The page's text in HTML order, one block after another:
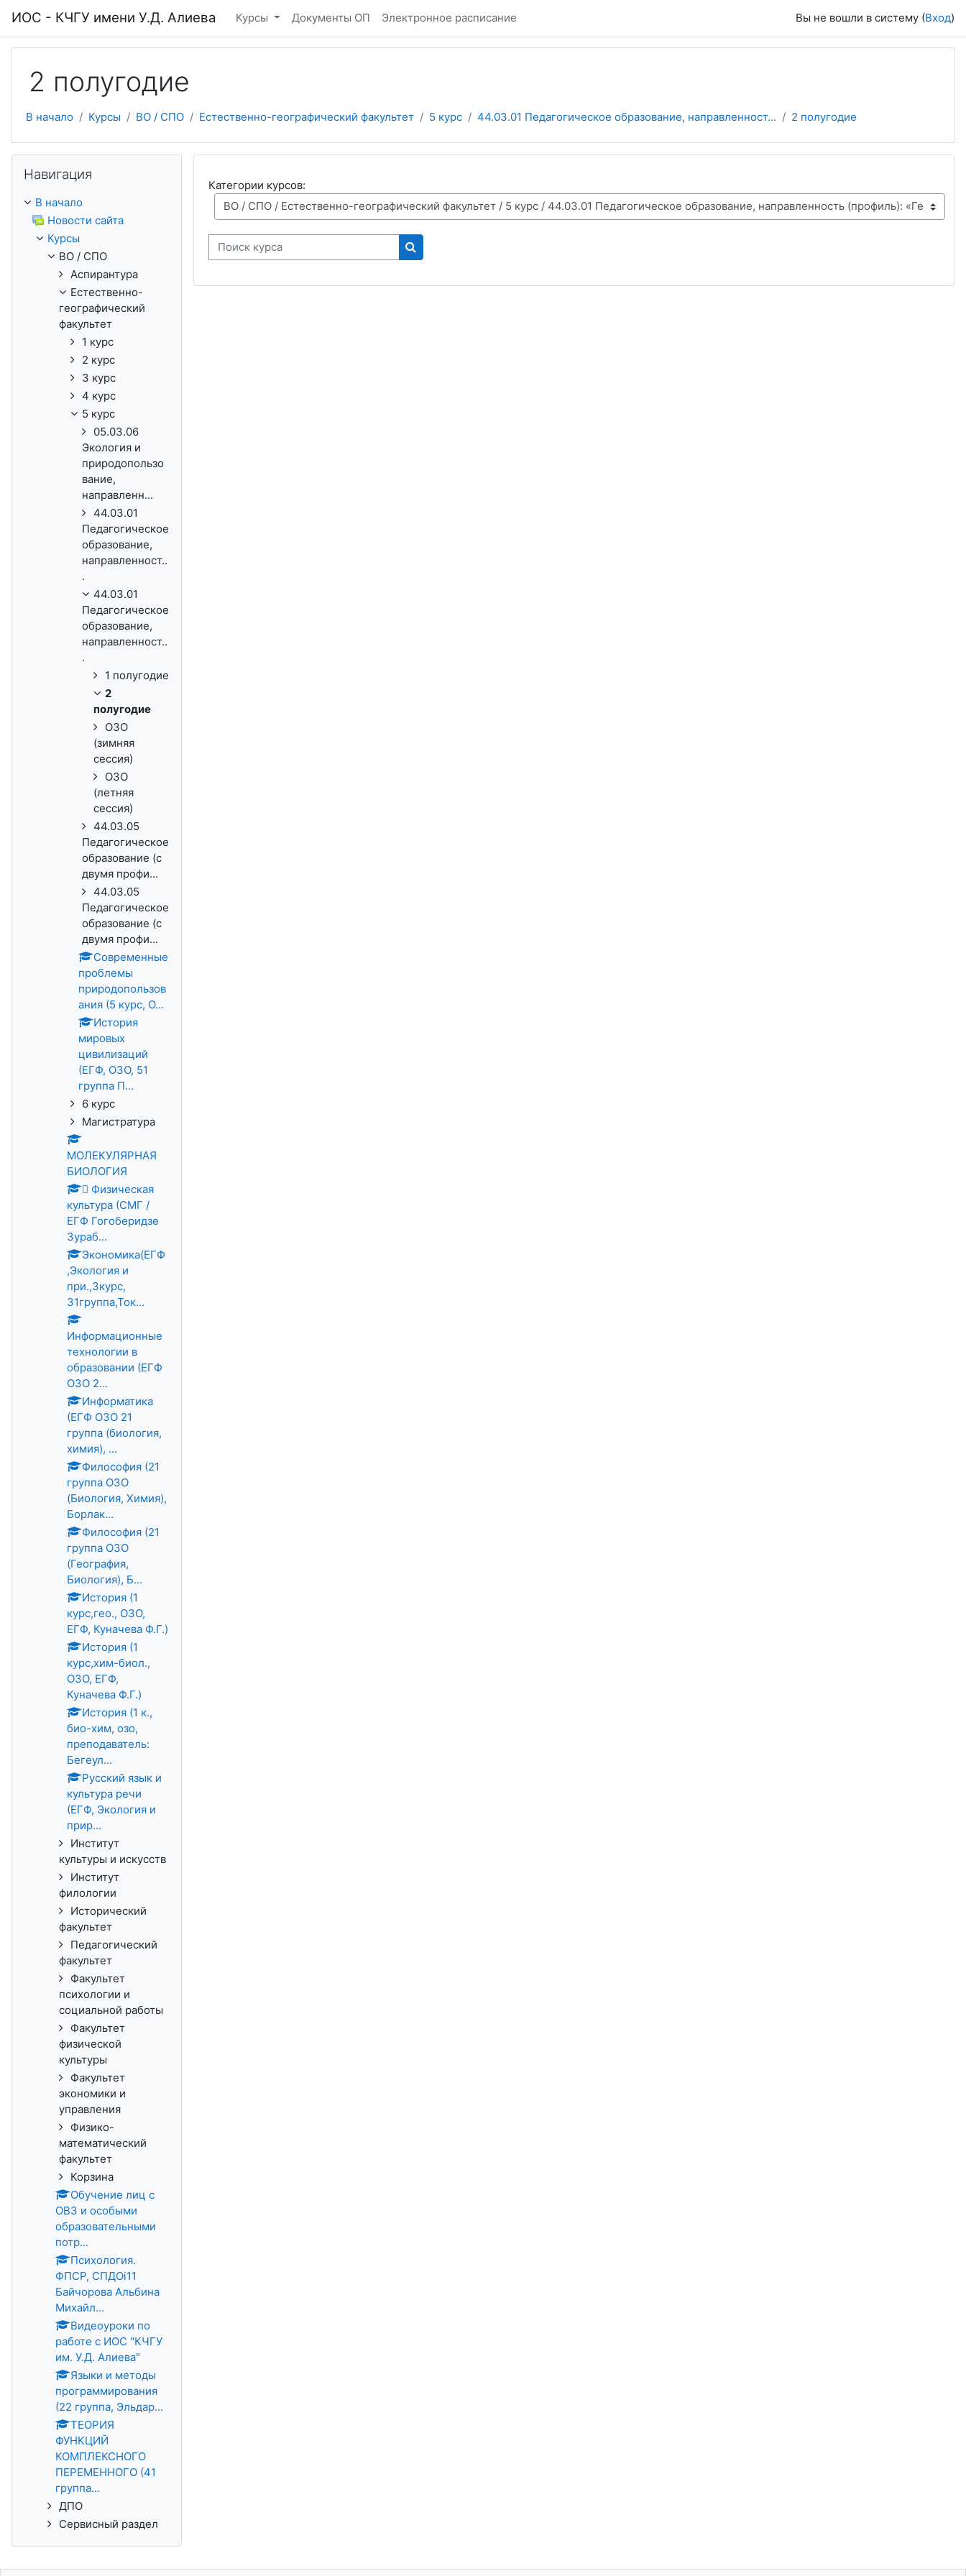
ИОС - КЧГУ имени У.Д. Алиева Курсы Документы ОП Электронное расписание Вы не вошли в систему (Вход)
2 полугодие
В начало Курсы ВО / СПО Естественно-географический факультет 5 курс 44.03.01 Педагогическое образование, направленност... 2 полугодие
Категории курсов:
Поиск курса
Поиск курса
Навигация
В начало
Новости сайта
Курсы
ВО / СПО
Аспирантура
Естественно-
географический
факультет
1 курс
2 курс
3 курс
4 курс
5 курс
05.03.06
Экология и
природопользо
вание,
направленн...
44.03.01
Педагогическое
образование,
направленност..
.
44.03.01
Педагогическое
образование,
направленност..
.
1 полугодие
2
полугодие
ОЗО
(зимняя
сессия)
ОЗО
(летняя
сессия)
44.03.05
Педагогическое
образование (с
двумя профи...
44.03.05
Педагогическое
образование (с
двумя профи...
Современные
проблемы
природопользов
ания (5 курс, О...
История
мировых
цивилизаций
(ЕГФ, ОЗО, 51
группа П...
6 курс
Магистратура
МОЛЕКУЛЯРНАЯ
БИОЛОГИЯ
 Физическая
культура (СМГ /
ЕГФ Гогоберидзе
Зураб...
Экономика(ЕГФ
,Экология и
при.,3курс,
31группа,Ток...
Информационные
технологии в
образовании (ЕГФ
ОЗО 2...
Информатика
(ЕГФ ОЗО 21
группа (биология,
химия), ...
Философия (21
группа ОЗО
(Биология, Химия),
Борлак...
Философия (21
группа ОЗО
(География,
Биология), Б...
История (1
курс,гео., ОЗО,
ЕГФ, Куначева Ф.Г.)
История (1
курс,хим-биол.,
ОЗО, ЕГФ,
Куначева Ф.Г.)
История (1 к.,
био-хим, озо,
преподаватель:
Бегеул...
Русский язык и
культура речи
(ЕГФ, Экология и
прир...
Институт
культуры и искусств
Институт
филологии
Исторический
факультет
Педагогический
факультет
Факультет
психологии и
социальной работы
Факультет
физической
культуры
Факультет
экономики и
управления
Физико-
математический
факультет
Корзина
Обучение лиц с
ОВЗ и особыми
образовательными
потр...
Психология.
ФПСР, СПДОi11
Байчорова Альбина
Михайл...
Видеоуроки по
работе с ИОС "КЧГУ
им. У.Д. Алиева"
Языки и методы
программирования
(22 группа, Эльдар...
ТЕОРИЯ
ФУНКЦИЙ
КОМПЛЕКСНОГО
ПЕРЕМЕННОГО (41
группа...
ДПО
Сервисный раздел